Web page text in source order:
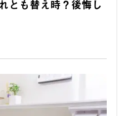
とも替え時？後悔し